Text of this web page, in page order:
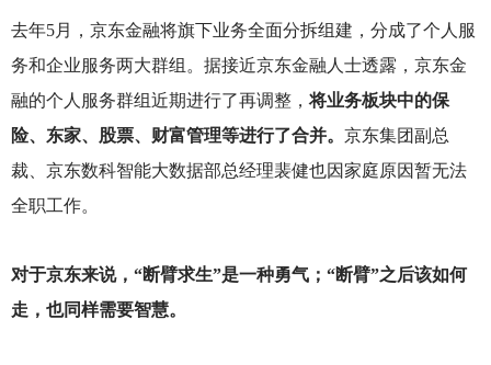
去年5月，京东金融将旗下业务全面分拆组建，分成了个人服
务和企业服务两大群组。据接近京东金融人士透露，京东金
融的个人服务群组近期进行了再调整，将业务板块中的保
险、东家、股票、财富管理等进行了合并。 京东集团副总
裁、京东数科智能大数据部总经理裴健也因家庭原因暂无法
全职工作。
对于京东来说，“断臂求生”是一种勇气；“断臂”之后该如何
走，也同样需要智慧。